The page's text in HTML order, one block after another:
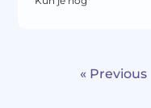
« Previous